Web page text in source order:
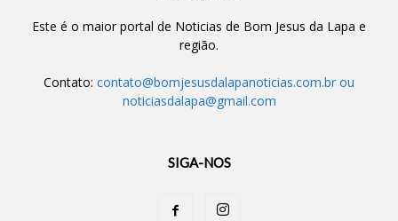
Este é o maior portal de Noticias de Bom Jesus da Lapa e
região.
Contato: contato@bomjesusdalapanoticias.com.br ou
noticiasdalapa@gmail.com
SIGA-NOS